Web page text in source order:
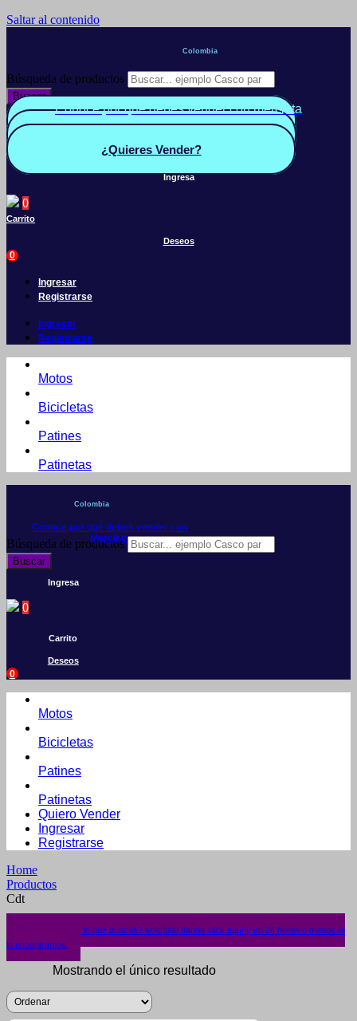
Saltar al contenido
Colombia
Búsqueda de productos
Buscar
Conoce por qué debes vender con mercleta
Quiero Vender
¿Quieres Vender?
Ingresa
0
Carrito
Deseos
0
Ingresar
Registrarse
Ingresar
Registrarse
Motos
Bicicletas
Patines
Patinetas
Colombia
Conoce por qué debes vender con
Mercleta
Búsqueda de productos
Buscar
Ingresa
0
Carrito
Deseos
0
Motos
Bicicletas
Patines
Patinetas
Quiero Vender
Ingresar
Registrarse
Home
Productos
Cdt
¿No encuentras lo que buscas? solicítalo dando click aquí y en 24 horas o menos te
lo encontramos.
Mostrando el único resultado